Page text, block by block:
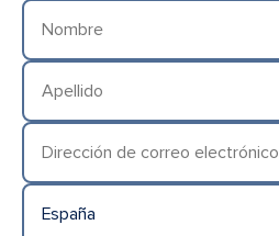
Nombre
Apellido
Dirección de correo electrónico
País/Ubicación
España